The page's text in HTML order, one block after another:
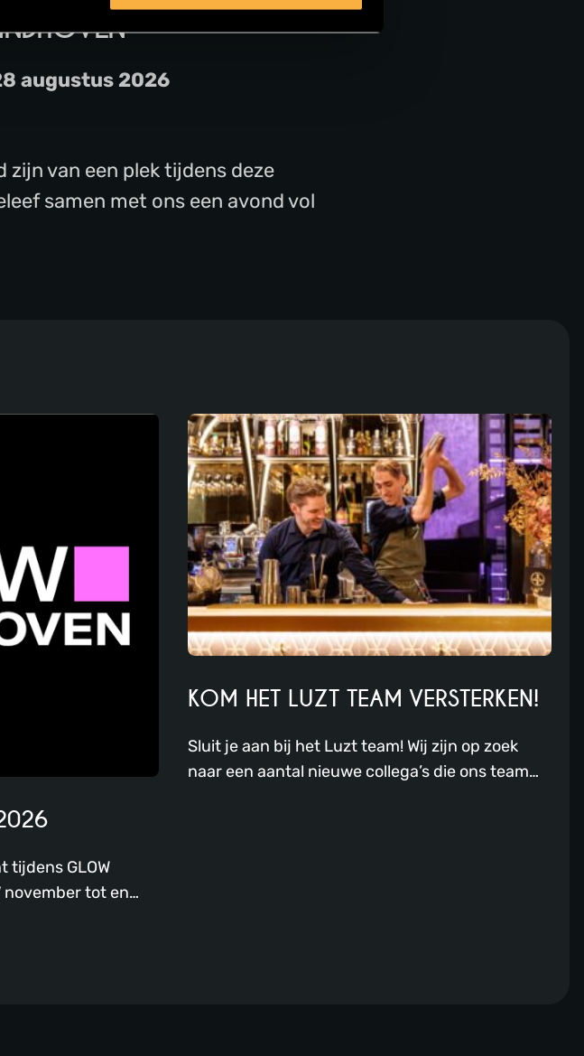
augustus 2026
zijn van een plek tijdens deze
samen met ons een avond vol
tijdens GLOW
november tot en
KOM HET LUZT TEAM VERSTERKEN!
Sluit je aan bij het Luzt team! Wij zijn op zoek
naar een aantal nieuwe collega’s die ons team